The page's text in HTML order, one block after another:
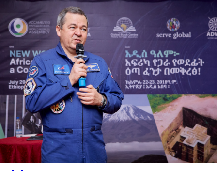
Расширенный поиск
RU EN